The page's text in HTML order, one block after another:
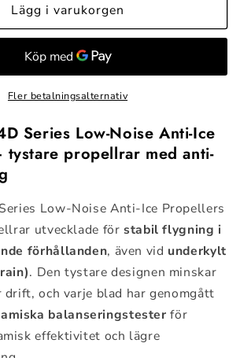
4D
Series
Low-
lce
Lägg i varukorgen
Fler betalningsalternativ
Series Low-Noise Anti-Ice
propellrar med anti-
Low-Noise Anti-Ice Propellers
utvecklade förstabil flygning i
förhållanden, även vid underkylt
. Den tystare designen minskar
drift, och varje blad har genomgått
balanseringstester för
effektivitet och lägre